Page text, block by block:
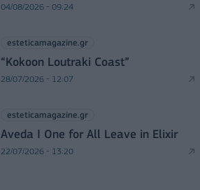
04/08/2026 - 09:24
esteticamagazine.gr
“Kokoon Loutraki Coast”
28/07/2026 - 12:07
esteticamagazine.gr
Aveda I One for All Leave in Elixir
22/07/2026 - 13:20